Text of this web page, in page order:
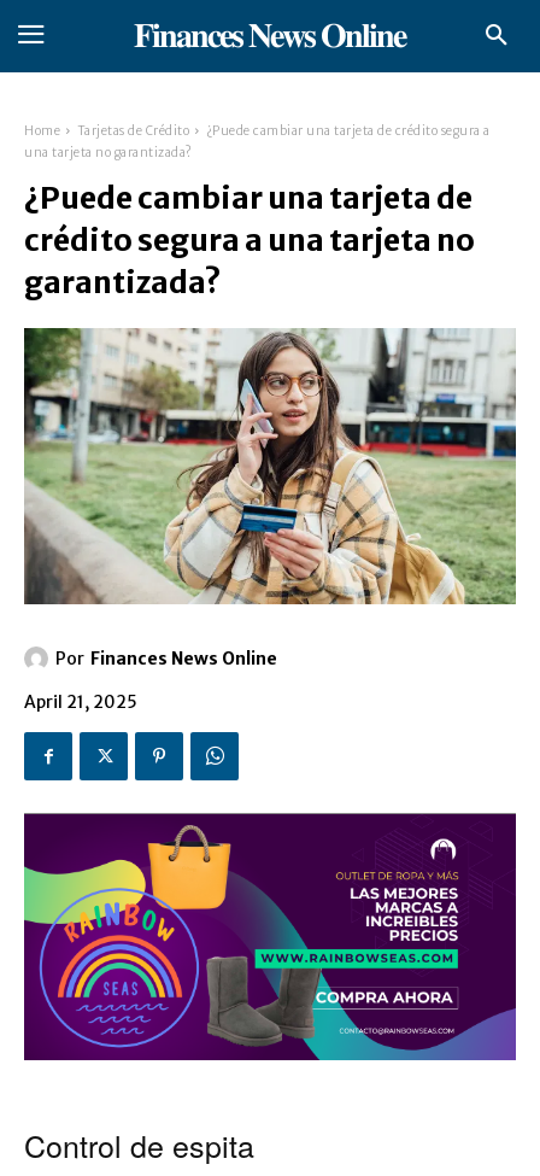
𝐅𝐢𝐧𝐚𝐧𝐜𝐞𝐬 𝐍𝐞𝐰𝐬 𝐎𝐧𝐥𝐢𝐧𝐞
Home Tarjetas de Crédito
¿Puede cambiar una tarjeta de crédito segura a
una tarjeta no garantizada?
¿Puede cambiar una tarjeta de
crédito segura a una tarjeta no
garantizada?
Por Finances News Online
April 21, 2025
Control de espita